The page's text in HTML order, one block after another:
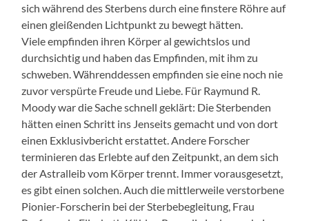
sich während des Sterbens durch eine finstere Röhre auf
einen gleißenden Lichtpunkt zu bewegt hätten.
Viele empfinden ihren Körper al gewichtslos und
durchsichtig und haben das Empfinden, mit ihm zu
schweben. Währenddessen empfinden sie eine noch nie
zuvor verspürte Freude und Liebe. Für Raymund R.
Moody war die Sache schnell geklärt: Die Sterbenden
hätten einen Schritt ins Jenseits gemacht und von dort
einen Exklusivbericht erstattet. Andere Forscher
terminieren das Erlebte auf den Zeitpunkt, an dem sich
der Astralleib vom Körper trennt. Immer vorausgesetzt,
es gibt einen solchen. Auch die mittlerweile verstorbene
Pionier-Forscherin bei der Sterbebegleitung, Frau